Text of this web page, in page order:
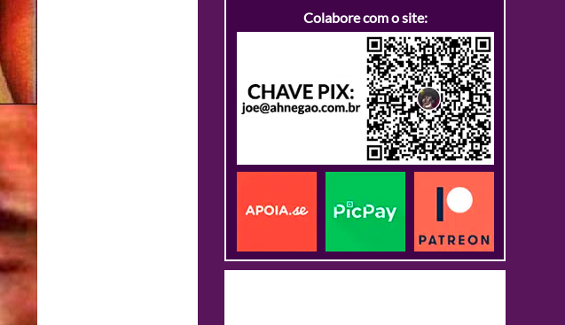
Colabore com o site: